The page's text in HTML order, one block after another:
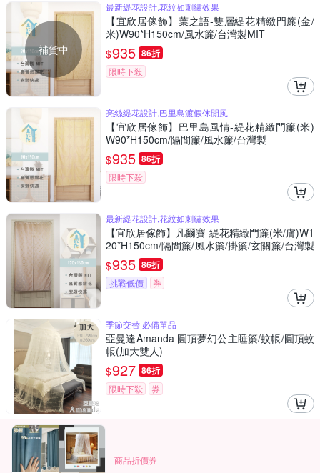
補貨中
最新緹花設計,花紋如刺繡效果
【宜欣居傢飾】葉之語-雙層緹花精緻門簾(金/
米)W90*H150cm/風水簾/台灣製MIT
$935 86折
限時下殺
亮絲緹花設計,巴里島渡假休閒風
【宜欣居傢飾】巴里島風情-緹花精緻門簾(米)
W90*H150cm/隔間簾/風水簾/台灣製
$935 86折
限時下殺
最新緹花設計,花紋如刺繡效果
【宜欣居傢飾】凡爾賽-緹花精緻門簾(米/膚)W1
20*H150cm/隔間簾/風水簾/掛簾/玄關簾/台灣製
MIT
$935 86折
挑戰低價 券
季節交替 必備單品
亞曼達Amanda 圓頂夢幻公主睡簾/蚊帳/圓頂蚊
帳(加大雙人)
$927 86折
限時下殺 券
商品折價券